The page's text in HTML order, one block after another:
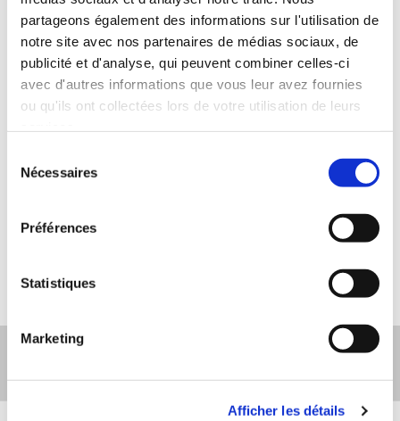
partageons également des informations sur l'utilisation de
notre site avec nos partenaires de médias sociaux, de
publicité et d'analyse, qui peuvent combiner celles-ci
avec d'autres informations que vous leur avez fournies
ou qu'ils ont collectées lors de votre utilisation de leurs
Nécessaires
Préférences
Statistiques
Marketing
Afficher les détails
disposez d’un droit d’accès et de rectification. Vous avez
l'opportunité d'émettre des directives sur la conservation,
la suppression ou la communication de vos données
personnelles après votre décès. Vous pouvez ainsi exercer
d’un justificatif d’identité. Enfin, nous vous informons de
l’existence de la liste d'opposition au démarchage
téléphonique « Bloctel », sur laquelle vous pouvez vous
inscrire (